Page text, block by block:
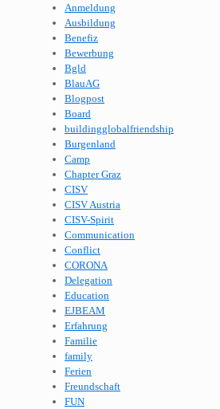
Anmeldung
Ausbildung
Benefiz
Bewerbung
Bgld
BlauAG
Blogpost
Board
buildingglobalfriendship
Burgenland
Camp
Chapter Graz
CISV
CISV Austria
CISV-Spirit
Communication
Conflict
CORONA
Delegation
Education
EJBEAM
Erfahrung
Familie
family
Ferien
Freundschaft
FUN